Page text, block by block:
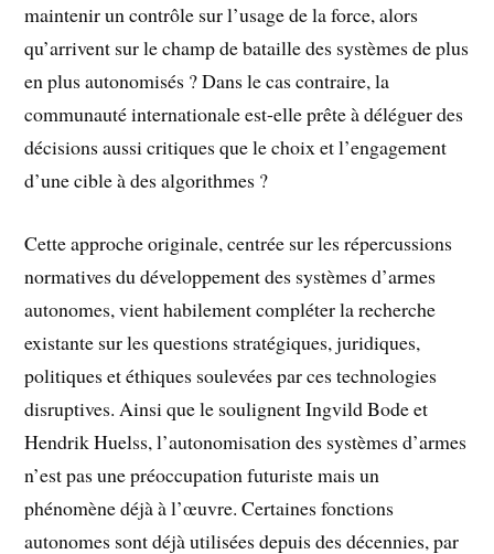
maintenir un contrôle sur l’usage de la force, alors
qu’arrivent sur le champ de bataille des systèmes de plus
en plus autonomisés ? Dans le cas contraire, la
communauté internationale est-elle prête à déléguer des
décisions aussi critiques que le choix et l’engagement
d’une cible à des algorithmes ?
Cette approche originale, centrée sur les répercussions
normatives du développement des systèmes d’armes
autonomes, vient habilement compléter la recherche
existante sur les questions stratégiques, juridiques,
politiques et éthiques soulevées par ces technologies
disruptives. Ainsi que le soulignent Ingvild Bode et
Hendrik Huelss, l’autonomisation des systèmes d’armes
n’est pas une préoccupation futuriste mais un
phénomène déjà à l’œuvre. Certaines fonctions
autonomes sont déjà utilisées depuis des décennies, par